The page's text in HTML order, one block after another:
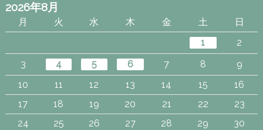
2026年8月
月 火 水 木 金 土
日
1
2
3
4 5 6 7 8
9
10
11 12 13 14 15
16
17
18 19 20 21 22
23
24
25 26 27 28 29
30